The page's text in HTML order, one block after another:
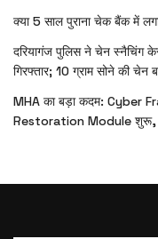
क्या 5 साल पुराना चेक बैंक में
दरियागंज पुलिस ने चेन स्नैचिंग
गिरफ्तार; 10 ग्राम सोने की चेन
MHA का बड़ा कदम: Cyber
Restoration Module शुरू,